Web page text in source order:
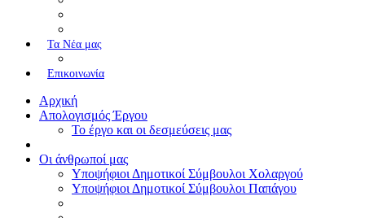
Τα Nέα μας
Επικοινωνία
Αρχική
Απολογισμός Έργου
To έργο και οι δεσμεύσεις μας
Οι άνθρωποί μας
Υποψήφιοι Δημοτικοί Σύμβουλοι Χολαργού
Υποψήφιοι Δημοτικοί Σύμβουλοι Παπάγου